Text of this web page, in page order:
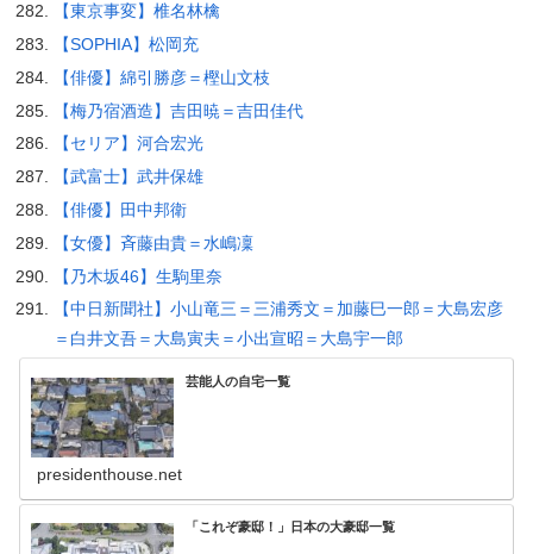
【東京事変】椎名林檎
【SOPHIA】松岡充
【俳優】綿引勝彦＝樫山文枝
【梅乃宿酒造】吉田暁＝吉田佳代
【セリア】河合宏光
【武富士】武井保雄
【俳優】田中邦衛
【女優】斉藤由貴＝水嶋凜
【乃木坂46】生駒里奈
【中日新聞社】小山竜三＝三浦秀文＝加藤巳一郎＝大島宏彦
＝白井文吾＝大島寅夫＝小出宣昭＝大島宇一郎
芸能人の自宅一覧
presidenthouse.net
「これぞ豪邸！」日本の大豪邸一覧